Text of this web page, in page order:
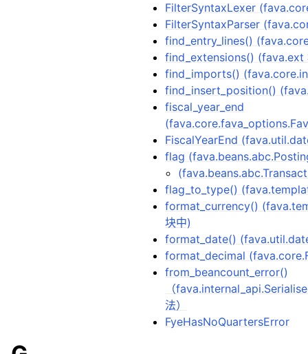
FilterSyntaxLexer
FilterSyntaxParser
find_entry_lines()
find_extensions() (fava.ext
find_imports()
find_insert_position()
fiscal_year_end
FiscalYearEnd
flag
flag_to_type()
format_currency()
块中)
format_date()
format_decimal
from_beancount_error()
（
法）
FyeHasNoQuartersError